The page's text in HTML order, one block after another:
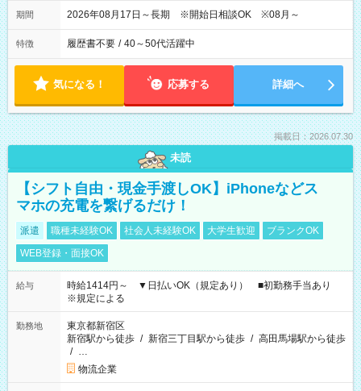
期間 2026年08月17日～長期 ※開始日相談OK ※08月～
特徴 履歴書不要 / 40～50代活躍中
気になる！ 応募する 詳細へ
掲載日：2026.07.30
未読
【シフト自由・現金手渡しOK】iPhoneなどス
マホの充電を繋げるだけ！
派遣 職種未経験OK 社会人未経験OK 大学生歓迎
ブランクOK
WEB登録・面接OK
給与
時給1414円～ ▼日払いOK（規定あり） ■初勤務手当あり
※規定による
勤務地
東京都新宿区
新宿駅から徒歩 / 新宿三丁目駅から徒歩 / 高田馬場駅から徒歩
/ …
物流企業